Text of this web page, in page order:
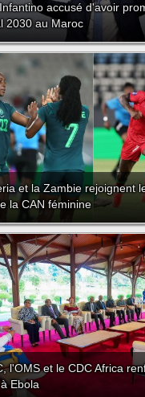
accusé d'avoir
2030 au Maroc
et la Zambie rejoignent
la CAN féminine
l'OMS et le CDC Africa
Ebola